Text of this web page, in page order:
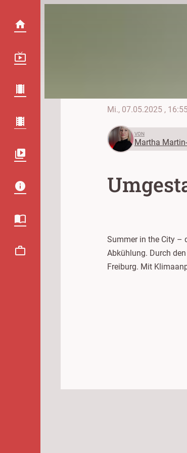
Mi., 07.05.2025 ,
VON
Martha
Summer in the City –
Abkühlung. Durch
Freiburg. Mit